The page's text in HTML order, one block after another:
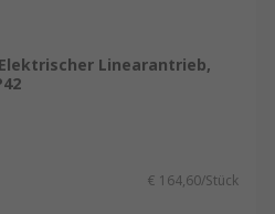
Elektrischer Linearantrieb,
€ 164,60/Stück